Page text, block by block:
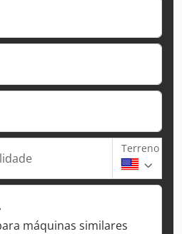
Terreno
máquinas similares